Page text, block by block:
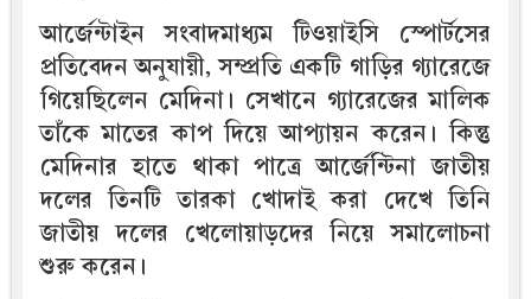
আর্জেন্টাইন সংবাদমাধ্যম টিওয়াইসি স্পোর্টসের
প্রতিবেদন অনুযায়ী, সম্প্রতি একটি গাড়ির গ্যারেজে
গিয়েছিলেন মেদিনা। সেখানে গ্যারেজের মালিক
তাঁকে মাতের কাপ দিয়ে আপ্যায়ন করেন। কিন্তু
মেদিনার হাতে থাকা পাত্রে আর্জেন্টিনা জাতীয়
দলের তিনটি তারকা খোদাই করা দেখে তিনি
জাতীয় দলের খেলোয়াড়দের নিয়ে সমালোচনা
শুরু করেন।